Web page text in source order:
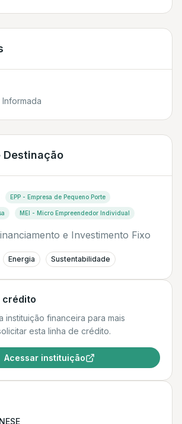
Informada
Destinação
EPP - Empresa de Pequeno Porte
MEI - Micro Empreendedor Individual
e Investimento Fixo
Energia Sustentabilidade
crédito
instituição financeira para mais
esta linha de crédito.
Acessar instituição